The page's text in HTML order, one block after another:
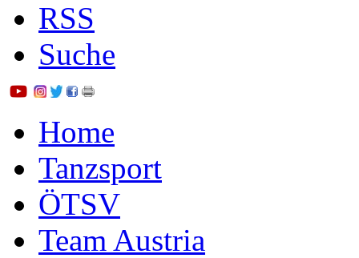
RSS
Suche
Home
Tanzsport
ÖTSV
Team Austria